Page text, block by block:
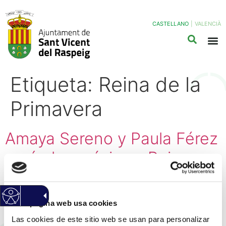
Esta página web usa cookies
Las cookies de este sitio web se usan para personalizar
CASTELLANO VALENCIÀ
Etiqueta: Reina de la
Primavera
Amaya Sereno y Paula Férez
serán las próximas Reinas
de las Fiestas y de la
Primavera de San Vicente
del Raspeig